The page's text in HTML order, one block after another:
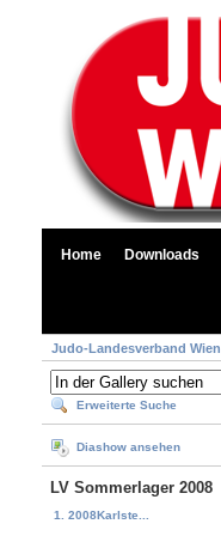
Home Downloads
Judo-Landesverband Wien
Erweiterte Suche
Diashow ansehen
LV Sommerlager 2008
1. 2008Karlste...